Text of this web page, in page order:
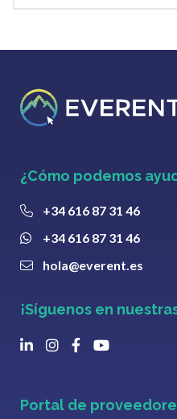
¿Cómo podemos
+34 616 87 31 46
+34 616 87 31 46
hola@everent.es
¡Síguenos en
Portal de